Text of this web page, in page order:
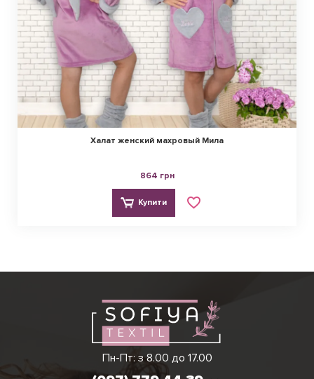
Халат женский махровый Мила
864 грн
Купити
Пн-Пт: з 8.00 до 17.00
Вікторія
(097) 779 44 39